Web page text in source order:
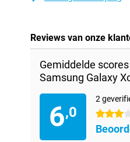
Reviews van onze
Gemiddelde
Samsung Galaxy
6,0
2
3 sterren